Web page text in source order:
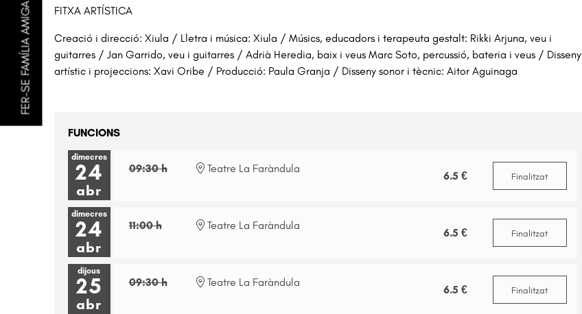
FER-SE FAMÍLIA AMIGA FITXA ARTÍSTICA
Creació i direcció: Xiula / Lletra i música: Xiula / Músics, educadors i terapeuta gestalt: Rikki Arjuna, veu i
guitarres / Jan Garrido, veu i guitarres / Adrià Heredia, baix i veus Marc Soto, percussió, bateria i veus / Disseny
artístic i projeccions: Xavi Oribe / Producció: Paula Granja / Disseny sonor i tècnic: Aitor Aguinaga
FUNCIONS
dimecres
24
abr
09:30 h Teatre La Faràndula
6.5 € Finalitzat
dimecres
24
abr
11:00 h Teatre La Faràndula
6.5 € Finalitzat
dijous
25
abr
09:30 h Teatre La Faràndula
6.5 € Finalitzat